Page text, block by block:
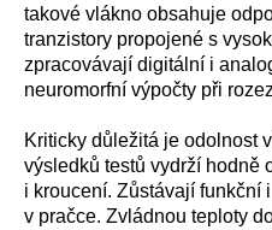
takové vlákno obsahuje
tranzistory propojené s
zpracovávají digitální i
neuromorfní výpočty při
Kriticky důležitá je odolnost
výsledků testů vydrží hodně
i kroucení. Zůstávají funkční
v pračce. Zvládnou teploty